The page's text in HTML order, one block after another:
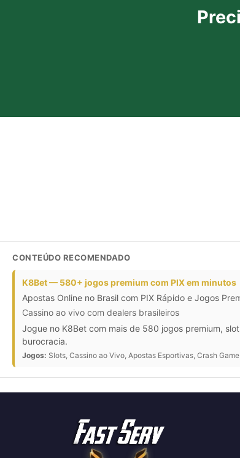
CONTEÚDO RECOMENDADO
K8Bet — 580+ jogos premium com PIX em minutos
Apostas Online no Brasil com PIX Rápido e Jogos
Cassino ao vivo com dealers brasileiros
Jogue no K8Bet com mais de 580 jogos premium,
burocracia.
Jogos: Slots, Cassino ao Vivo, Apostas Esportivas, Crash